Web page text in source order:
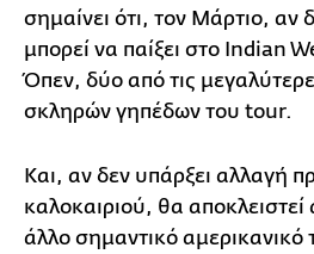
σημαίνει ότι, τον Μάρτιο, αν
μπορεί να παίξει στο Indian
Όπεν, δύο από τις
σκληρών γηπέδων του tour.
Και, αν δεν υπάρξει αλλαγή
καλοκαιριού, θα αποκλειστεί
άλλο σημαντικό